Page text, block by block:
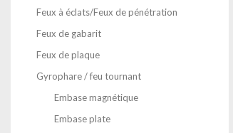
Feux à éclats/Feux de pénétration
Feux de gabarit
Feux de plaque
Gyrophare / feu tournant
Embase magnétique
Embase plate